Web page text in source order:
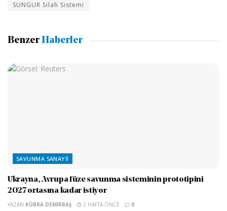
SUNGUR Silah Sistemi
Benzer Haberler
SAVUNMA SANAYII
Ukrayna, Avrupa füze savunma sisteminin prototipini
2027 ortasına kadar istiyor
YAZAN KÜBRA DEMIRBAŞ 2 HAFTA ÖNCE 0